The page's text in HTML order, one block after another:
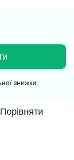
знижки
Порівняти